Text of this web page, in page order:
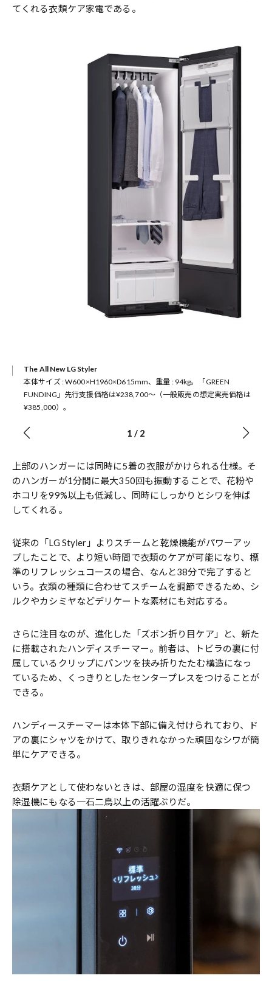
てくれる衣類ケア家電である。
The All New LG Styler
本体サイズ : W600×H1960×D615mm、重量 : 94kg。「GREEN
FUNDING」先行支援価格は¥238,700〜（一般販売の想定実売価格は
¥385,000）。
1 / 2
上部のハンガーには同時に5着の衣服がかけられる仕様。そ
のハンガーが1分間に最大350回も振動することで、花粉や
ホコリを99%以上も低減し、同時にしっかりとシワを伸ば
してくれる。
従来の「LG Styler」よりスチームと乾燥機能がパワーアッ
プしたことで、より短い時間で衣類のケアが可能になり、標
準のリフレッシュコースの場合、なんと38分で完了すると
いう。衣類の種類に合わせてスチームを調節できるため、シ
ルクやカシミヤなどデリケートな素材にも対応する。
さらに注目なのが、進化した「ズボン折り目ケア」と、新た
に搭載されたハンディスチーマー。前者は、トビラの裏に付
属しているクリップにパンツを挟み折りたたむ構造になっ
ているため、くっきりとしたセンタープレスをつけることが
できる。
ハンディースチーマーは本体下部に備え付けられており、ド
アの裏にシャツをかけて、取りきれなかった頑固なシワが簡
単にケアできる。
衣類ケアとして使わないときは、部屋の湿度を快適に保つ
除湿機にもなる一石二鳥以上の活躍ぶりだ。